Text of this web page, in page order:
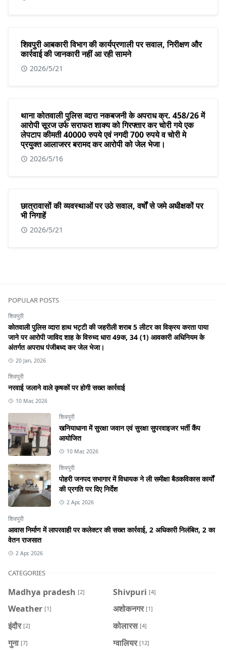
शिवपुरी आबकारी विभाग की कार्यप्रणाली पर सवाल, निरीक्षण और
कार्रवाई की जानकारी नहीं आ रही सामने
2026/5/21
थाना कोतवाली पुलिस व्दारा नकबजनी के अपराध क्र. 458/26 में
आरोपी सूरज उर्फ सराफत शाक्य को गिरफ्तार कर चोरी गये एक
लेपटाप कीमती 40000 रुपये एवं नगदी 700 रुपये व चोरी मे
प्रयुक्त आलाजरर बरामद कर आरोपी को जेल भेजा।
2026/5/16
छात्रावासों की व्यवस्थाओं पर उठे सवाल, वर्षों से जमे अधीक्षकों पर
भी निगाहें
2026/5/21
POPULAR POSTS
शिवपुरी
कोतवाली पुलिस व्दारा हाथ भट्टी की जहरीली शराब 5 लीटर का विक्रय करता पाया
जाने पर आरोपी जाविद शाह के विरुध्द धारा 49क, 34 (1) आवकारी अधिनियम के
अंतर्गत अपराध पंजीबध्द कर जेल भेजा।
20 Jan, 2026
शिवपुरी
नरवाई जलाने वाले कृषकों पर होगी सख्त कार्रवाई
10 Mar, 2026
शिवपुरी
खनियाधाना में सुरक्षा जवान एवं सुरक्षा सुपरवाइजर भर्ती कैंप
आयोजित
10 Mar, 2026
शिवपुरी
पोहरी जनपद सभागार में विधायक ने ली समीक्षा बैठकविकास कार्यों
की प्रगति पर दिए निर्देश
2 Apr, 2026
शिवपुरी
आवास निर्माण में लापरवाही पर कलेक्टर की सख्त कार्रवाई, 2 अधिकारी निलंबित, 2 का
वेतन राजसात
2 Apr, 2026
CATEGORIES
Madhya pradesh [2] Shivpuri [4]
Weather [1] अशोकनगर [1]
इंदौर [2] कोलारस [4]
गुना [7] ग्वालियर [12]